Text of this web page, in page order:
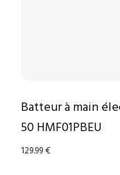
Batteur à main
50 HMF01PBEU
129.99€